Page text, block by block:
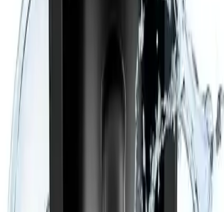
Modern ve şık tasarımıyla mutfaklara uyum sağlar. Siyah renk ve
kompakt yapısıyla, her mutfak stiline uygun görünüm sunar. Ayrıca,
ürünün boyutları 26 cm yüksekliğinde, 15 cm genişliğinde ve 26 cm
derinliğindedir.
Kullanıcı Yorumları ve Değerlendirmeler
Genel olarak, kullanıcılar kahvenin köpüklü ve lezzetli olduğunu
belirtmektedir. Su haznesinin kolay doldurulabilir olması ve
kullanım kolaylığı takdir edilmektedir. Ancak, bazı kullanıcılar
haznenin kalitesinden ve su seviyesinin uyarı sisteminden şikayetçi
olmuştur. Ayrıca, kahvenin aşırı acı olabildiği ve şekerin boşa gittiği
gibi olumsuz geri bildirimler de mevcuttur.
Sonuç ve Son Düşünceler
Karaca Hatır Otomatik Su Alma Hazneli Türk Kahve Makinesi,
geleneksel kahve deneyimini modern teknolojilerle buluşturan
etkileyici bir cihazdır. Geniş kapasitesi, otomatik su alma sistemi ve
kullanışlı özellikleriyle, kahve tutkunlarının ihtiyaçlarına cevap verir.
Her detayında kalite ve pratiklik barındıran bu makine, mutfaklarda
vazgeçilmez bir yardımcı olmaya adaydır.